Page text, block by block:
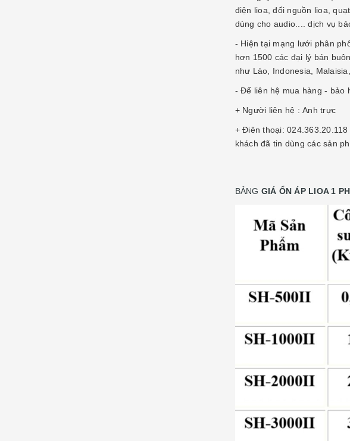
điện lioa, đổi nguồn lioa,
dùng cho audio.... dịch vụ
- Hiện tại mạng lưới phân
hơn 1500 các đại lý bán
như Lào, Indonesia,
- Để liên hệ mua hàng - bảo
+ Người liên hệ : Anh trực
+ Điên thoại:
khách đã tin dùng các sản
BẢNG GIÁ ỔN ÁP LIOA 1